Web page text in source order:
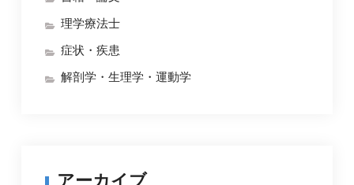
理学療法士
症状・疾患
解剖学・生理学・運動学